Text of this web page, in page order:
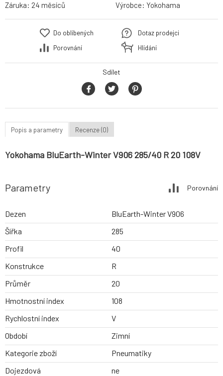
Záruka: 24 měsíců Výrobce: Yokohama
Do oblíbených
Porovnání
Dotaz prodejci
Hlídání
Sdílet
Popis a parametry Recenze (0)
Yokohama BluEarth-Winter V906 285/40 R 20 108V
Parametry Porovnání
Dezen
BluEarth-Winter V906
Šířka
285
Profil
40
Konstrukce
R
Průměr
20
Hmotnostní index
108
Rychlostní index
V
Období
Zimní
Kategorie zboží
Pneumatiky
Dojezdová
ne